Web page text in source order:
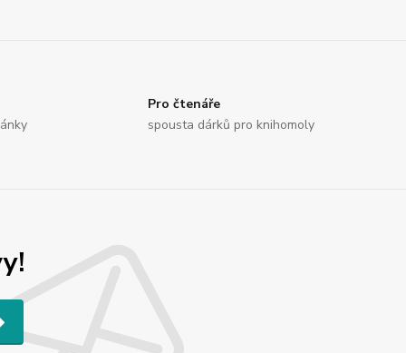
Pro čtenáře
spousta dárků pro knihomoly